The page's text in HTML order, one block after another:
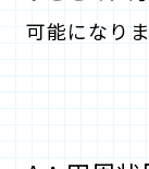
可能になりま